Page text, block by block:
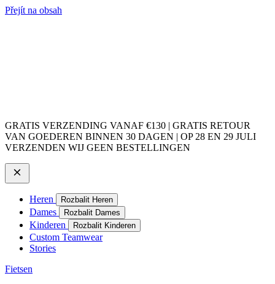
Přejít na obsah
GRATIS VERZENDING VANAF €130 | GRATIS RETOUR
VAN GOEDEREN BINNEN 30 DAGEN | OP 28 EN 29 JULI
VERZENDEN WIJ GEEN BESTELLINGEN
Heren Rozbalit Heren
Dames Rozbalit Dames
Kinderen Rozbalit Kinderen
Custom Teamwear
Stories
Fietsen